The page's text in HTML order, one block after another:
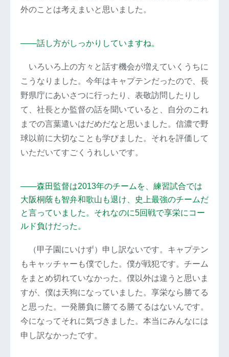
外のことは考えまいと思いました。
――話し方がしっかりしていますね。
いろいろ上の方々と話す機会が増えていくうちに
こうなりました。今年はキャプテンだったので、長
野県庁にあいさつに行ったり、表敬訪問したりし
て、社長とか監督の話を聞いていると、自分のこれ
までの言葉遣いはだめだなと思いました。信濃で野
球以前に大切なことも学びました。それを評価して
いただいてすごくうれしいです。
――森田監督は2013年のチームを、練習試合では
大阪桐蔭も智弁和歌山も退け、史上最強のチームだ
と言っていました。それなのに5回戦で享栄にコー
ルド負けだった。
（甲子園にいけず）申し訳ないです。キャプテン
もキャッチャーも僕でした。僕が戦犯です。チーム
をまとめ切れていなかった。僕以外は違うと思いま
すが、僕は天狗になっていました。享栄なら勝てる
と思った。一発勝負に勝てる勝てるはないんです。
今になってそれに気づきました。本当にみんなには
申し訳なかったです。